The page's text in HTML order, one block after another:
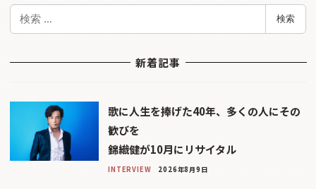
検
検索
新着記事
歌に人生を捧げた40年、多くの人にその
歓びを
錦織健が10月にリサイタル
INTERVIEW 2026年8月9日